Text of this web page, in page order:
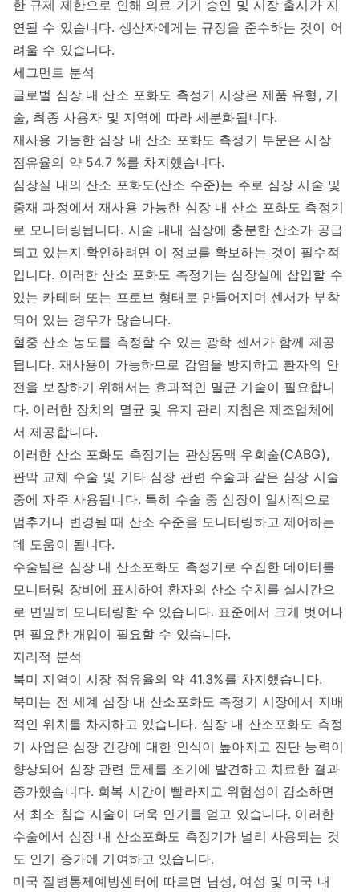
한 규제 제한으로 인해 의료 기기 승인 및 시장 출시가 지
연될 수 있습니다. 생산자에게는 규정을 준수하는 것이 어
려울 수 있습니다.
세그먼트 분석
글로벌 심장 내 산소 포화도 측정기 시장은 제품 유형, 기
술, 최종 사용자 및 지역에 따라 세분화됩니다.
재사용 가능한 심장 내 산소 포화도 측정기 부문은 시장
점유율의 약 54.7 %를 차지했습니다.
심장실 내의 산소 포화도(산소 수준)는 주로 심장 시술 및
중재 과정에서 재사용 가능한 심장 내 산소 포화도 측정기
로 모니터링됩니다. 시술 내내 심장에 충분한 산소가 공급
되고 있는지 확인하려면 이 정보를 확보하는 것이 필수적
입니다. 이러한 산소 포화도 측정기는 심장실에 삽입할 수
있는 카테터 또는 프로브 형태로 만들어지며 센서가 부착
되어 있는 경우가 많습니다.
혈중 산소 농도를 측정할 수 있는 광학 센서가 함께 제공
됩니다. 재사용이 가능하므로 감염을 방지하고 환자의 안
전을 보장하기 위해서는 효과적인 멸균 기술이 필요합니
다. 이러한 장치의 멸균 및 유지 관리 지침은 제조업체에
서 제공합니다.
이러한 산소 포화도 측정기는 관상동맥 우회술(CABG),
판막 교체 수술 및 기타 심장 관련 수술과 같은 심장 시술
중에 자주 사용됩니다. 특히 수술 중 심장이 일시적으로
멈추거나 변경될 때 산소 수준을 모니터링하고 제어하는
데 도움이 됩니다.
수술팀은 심장 내 산소포화도 측정기로 수집한 데이터를
모니터링 장비에 표시하여 환자의 산소 수치를 실시간으
로 면밀히 모니터링할 수 있습니다. 표준에서 크게 벗어나
면 필요한 개입이 필요할 수 있습니다.
지리적 분석
북미 지역이 시장 점유율의 약 41.3%를 차지했습니다.
북미는 전 세계 심장 내 산소포화도 측정기 시장에서 지배
적인 위치를 차지하고 있습니다. 심장 내 산소포화도 측정
기 사업은 심장 건강에 대한 인식이 높아지고 진단 능력이
향상되어 심장 관련 문제를 조기에 발견하고 치료한 결과
증가했습니다. 회복 시간이 빨라지고 위험성이 감소하면
서 최소 침습 시술이 더욱 인기를 얻고 있습니다. 이러한
수술에서 심장 내 산소포화도 측정기가 널리 사용되는 것
도 인기 증가에 기여하고 있습니다.
미국 질병통제예방센터에 따르면 남성, 여성 및 미국 내